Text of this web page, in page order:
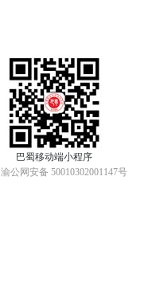
巴蜀移动端小程序
渝公网安备 50010302001147号